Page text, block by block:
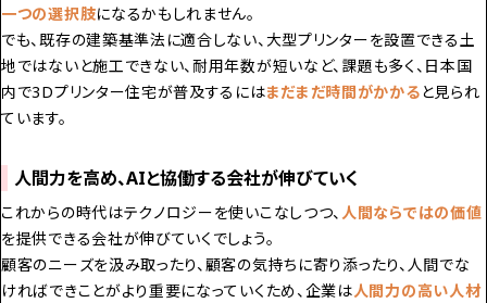
一つの選択肢になるかもしれません。
でも、既存の建築基準法に適合しない、大型プリンターを設置できる土
地ではないと施工できない、耐用年数が短いなど、課題も多く、日本国
内で3Dプリンター住宅が普及するにはまだまだ時間がかかると見られ
ています。
人間力を高め、AIと協働する会社が伸びていく
これからの時代はテクノロジーを使いこなしつつ、人間ならではの価値
を提供できる会社が伸びていくでしょう。
顧客のニーズを汲み取ったり、顧客の気持ちに寄り添ったり、人間でな
ければできことがより重要になっていくため、企業は人間力の高い人材